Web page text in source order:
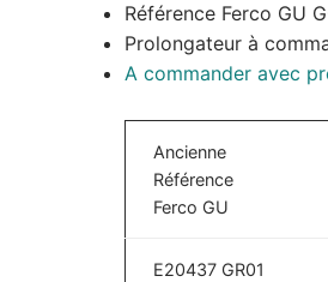
Référence Ferco GU
Prolongateur à
A commander avec
Ancienne
Référence
Ferco GU
E20437 GR01